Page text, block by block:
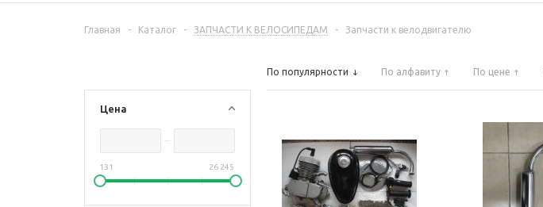
Главная - Каталог - ЗАПЧАСТИ К ВЕЛОСИПЕДАМ - Запчасти к велодвигателю
Цена
131 26 245
По популярности По алфавиту По цене